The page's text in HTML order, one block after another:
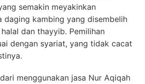
semakin meyakinkan
daging kambing yang disembelih
dan thayyib. Pemilihan
dengan syariat, yang tidak cacat
menggunakan jasa Nur Aqiqah